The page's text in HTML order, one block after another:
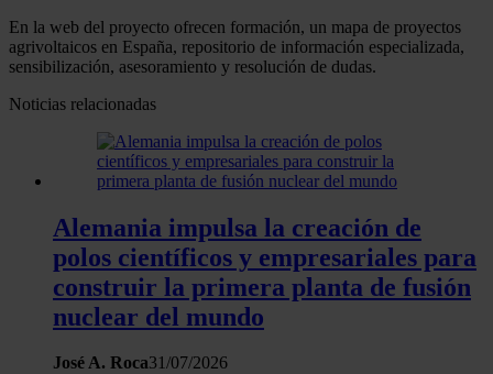
consentimiento en cualquier momento en la Declaración
de cookies.
Las cookies de este sitio web se usan para personalizar
sociales y analizar el tráfico. Además, compartimos
información sobre el uso que haga del sitio web con
web, quienes pueden combinarla con otra información
que les haya proporcionado o que hayan recopilado a
partir del uso que haya hecho de sus servicios.
En la web del proyecto ofrecen formación, un mapa de proyectos
agrivoltaicos en España, repositorio de información especializada,
sensibilización, asesoramiento y resolución de dudas.
Noticias relacionadas
Alemania impulsa la creación de
polos científicos y empresariales para
construir la primera planta de fusión
nuclear del mundo
José A. Roca31/07/2026